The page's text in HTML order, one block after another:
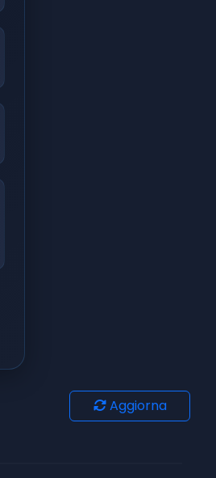
Aggiorna